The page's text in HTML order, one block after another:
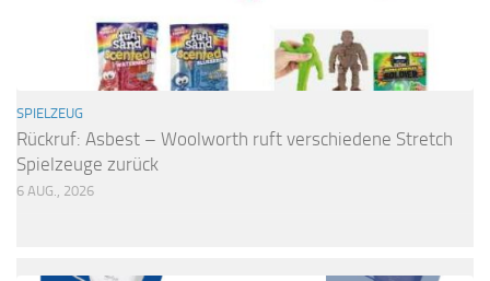
SPIELZEUG
Rückruf: Asbest – Woolworth ruft verschiedene Stretch
Spielzeuge zurück
6 AUG., 2026